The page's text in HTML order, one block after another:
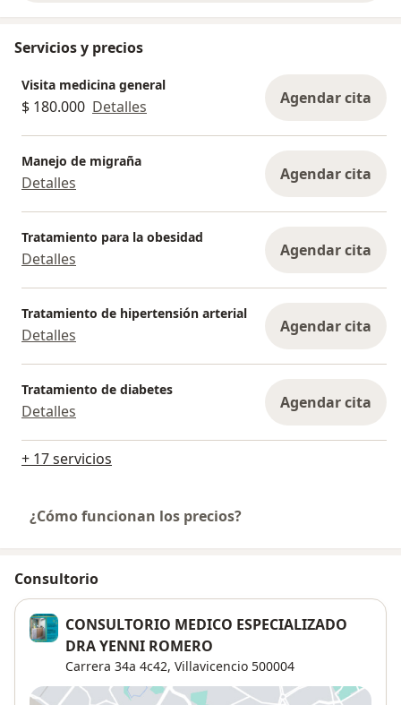
Servicios y precios
Visita medicina general
$ 180.000 Detalles Agendar cita
Manejo de migraña
Detalles Agendar cita
Tratamiento para la obesidad
Detalles Agendar cita
Tratamiento de hipertensión arterial
Detalles Agendar cita
Tratamiento de diabetes
Detalles Agendar cita
+ 17 servicios
¿Cómo funcionan los precios?
Consultorio
CONSULTORIO MEDICO ESPECIALIZADO
DRA YENNI ROMERO
Carrera 34a 4c42, Villavicencio 500004